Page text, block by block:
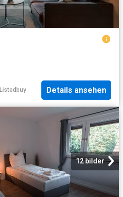
Listedbuy Details ansehen
12 bilder